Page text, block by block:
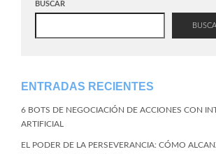
BUSCAR
ENTRADAS RECIENTES
6 BOTS DE NEGOCIACIÓN DE ACCIONES CON
ARTIFICIAL
EL PODER DE LA PERSEVERANCIA: CÓMO